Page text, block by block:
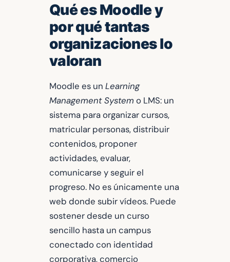
Qué es Moodle y
por qué tantas
organizaciones lo
valoran
Moodle es un Learning
Management System o LMS: un
sistema para organizar cursos,
matricular personas, distribuir
contenidos, proponer
actividades, evaluar,
comunicarse y seguir el
progreso. No es únicamente una
web donde subir vídeos. Puede
sostener desde un curso
sencillo hasta un campus
conectado con identidad
corporativa, comercio